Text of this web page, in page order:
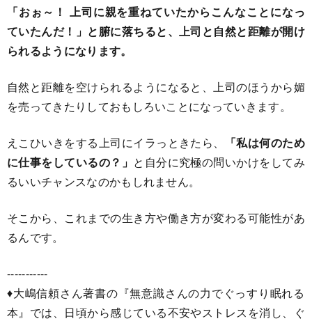
「おぉ～！ 上司に親を重ねていたからこんなことになっ
ていたんだ！」と腑に落ちると、上司と自然と距離が開け
られるようになります。
自然と距離を空けられるようになると、上司のほうから媚
を売ってきたりしておもしろいことになっていきます。
えこひいきをする上司にイラっときたら、
「私は何のため
に仕事をしているの？」 と自分に究極の問いかけをしてみ
るいいチャンスなのかもしれません。
そこから、これまでの生き方や働き方が変わる可能性があ
るんです。
-----------
♦︎大嶋信頼さん著書の『無意識さんの力でぐっすり眠れる
本』では、日頃から感じている不安やストレスを消し、ぐ